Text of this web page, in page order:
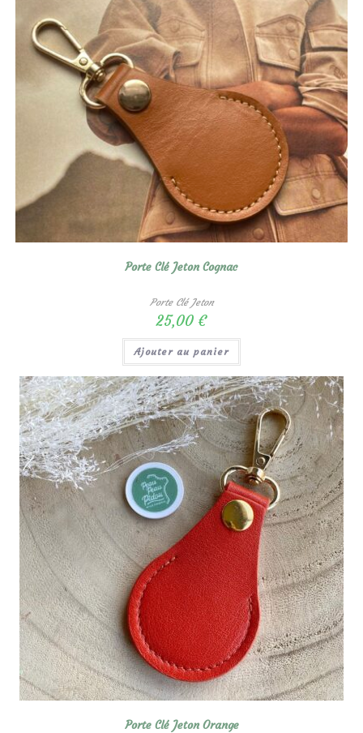
Porte Clé Jeton Cognac
Porte Clé Jeton
25,00 €
Ajouter au panier
Porte Clé Jeton Orange